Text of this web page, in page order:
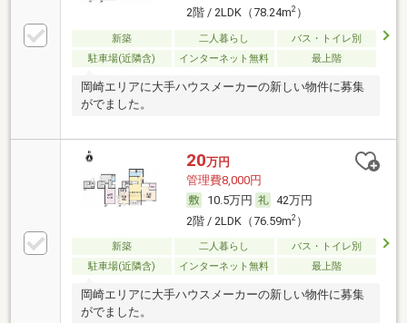
2階 / 2LDK（78.24m2）
新築 二人暮らし
バス・トイレ別
駐車場(近隣含)
インターネット無料 最上階
岡崎エリアに大手ハウスメーカーの新しい物件に募集
がでました。
20万円
管理費8,000円
10.5万円
42万円
2階 / 2LDK（76.59m2）
新築 二人暮らし
バス・トイレ別
駐車場(近隣含)
インターネット無料 最上階
岡崎エリアに大手ハウスメーカーの新しい物件に募集
がでました。